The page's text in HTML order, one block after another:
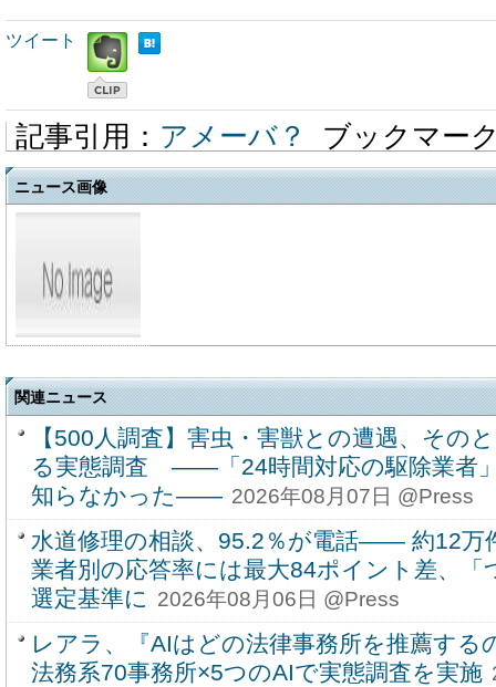
ツイート
記事引用： アメーバ？ ブックマー
ニュース画像
関連ニュース
【500人調査】害虫・害獣との遭遇、その
る実態調査 ――「24時間対応の駆除業者
知らなかった―― 2026年08月07日 @Press
水道修理の相談、95.2％が電話―― 約12
業者別の応答率には最大84ポイント差、
選定基準に 2026年08月06日 @Press
レアラ、『AIはどの法律事務所を推薦する
法務系70事務所×5つのAIで実態調査を実施